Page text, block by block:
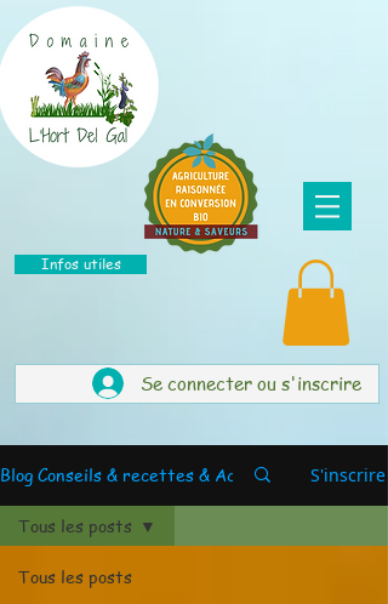
Infos utiles
Se connecter ou s'inscrire
Blog Conseils & recettes & Actus S'inscrire
Tous les posts
Tous les posts